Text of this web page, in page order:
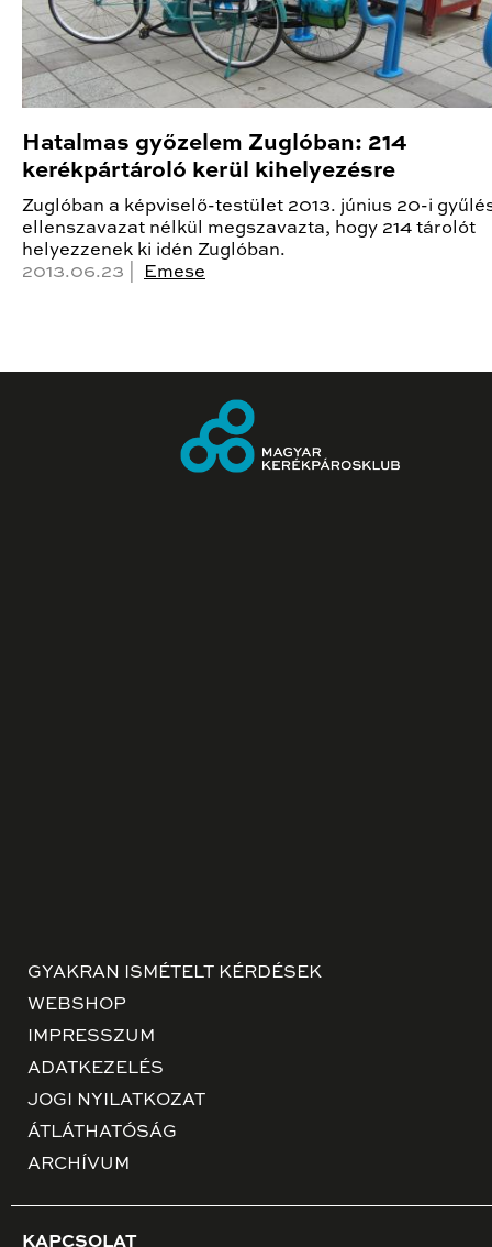
Hatalmas győzelem Zuglóban: 214
kerékpártároló kerül kihelyezésre
Zuglóban a képviselő-testület 2013. június 20-i
ellenszavazat nélkül megszavazta, hogy 214 tárolót
helyezzenek ki idén Zuglóban.
2013.06.23 |
Emese
GYAKRAN ISMÉTELT KÉRDÉSEK
WEBSHOP
IMPRESSZUM
ADATKEZELÉS
JOGI NYILATKOZAT
ÁTLÁTHATÓSÁG
ARCHÍVUM
KAPCSOLAT